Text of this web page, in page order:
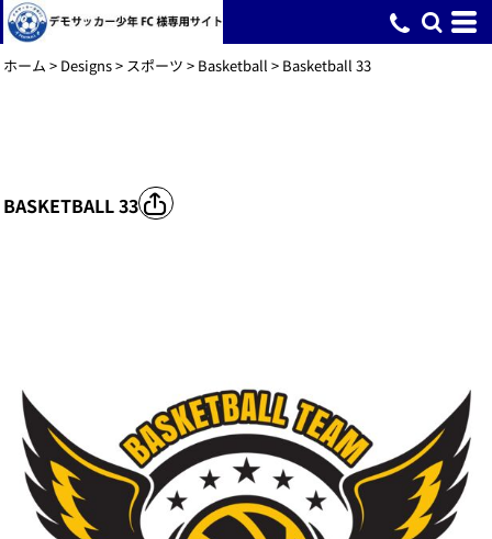
ホーム > Designs> スポーツ > Basketball > Basketball 33
BASKETBALL 33